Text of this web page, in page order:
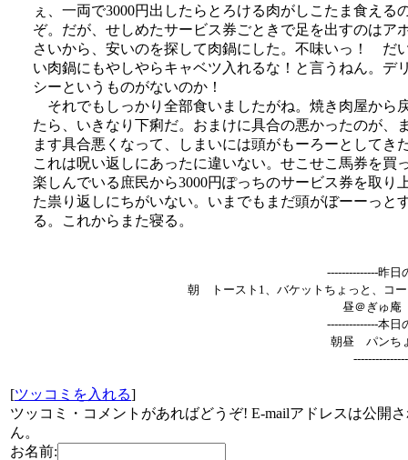
ぇ、一両で3000円出したらとろける肉がしこたま食える
ぞ。だが、せしめたサービス券ごときで足を出すのはア
さいから、安いのを探して肉鍋にした。不味いっ！ だ
い肉鍋にもやしやらキャベツ入れるな！と言うねん。デ
シーというものがないのか！
それでもしっかり全部食いましたがね。焼き肉屋から
たら、いきなり下痢だ。おまけに具合の悪かったのが、
ます具合悪くなって、しまいには頭がもーろーとしてき
これは呪い返しにあったに違いない。せこせこ馬券を買
楽しんでいる庶民から3000円ぽっちのサービス券を取り
た祟り返しにちがいない。いまでもまだ頭がぼーーっと
る。これからまた寝る。
--------------昨日
朝 トースト1、バケットちょっと、コ
昼＠ぎゅ
--------------本日
朝昼 パンち
[ツッコミを入れる]
ツッコミ・コメントがあればどうぞ! E-mailアドレスは公開
ん。
お名前: